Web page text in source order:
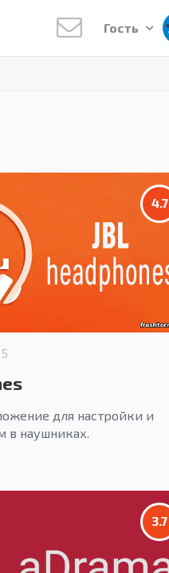
Гость
4.7
для настройки и
в наушниках.
3.7